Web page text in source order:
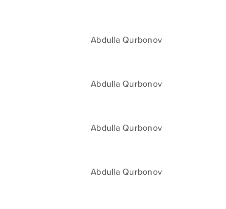
Abdulla Qurbonov
Abdulla Qurbonov
Abdulla Qurbonov
Abdulla Qurbonov